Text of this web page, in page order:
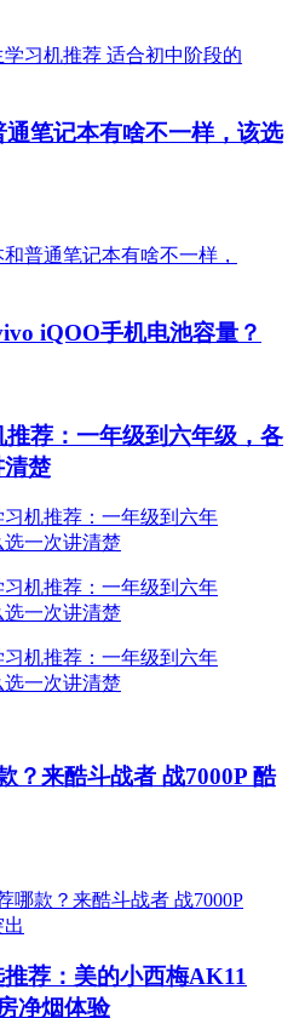
通笔记本有啥不一样，该选
iQOO手机电池容量？
推荐：一年级到六年级，各
楚
？来酷斗战者 战7000P 酷
荐：美的小西梅AK11
净烟体验